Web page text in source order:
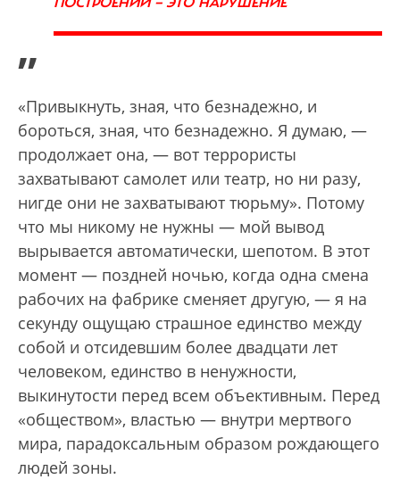
”
«Привыкнуть, зная, что безнадежно, и
бороться, зная, что безнадежно. Я думаю, —
продолжает она, — вот террористы
захватывают самолет или театр, но ни разу,
нигде они не захватывают тюрьму». Потому
что мы никому не нужны — мой вывод
вырывается автоматически, шепотом. В этот
момент — поздней ночью, когда одна смена
рабочих на фабрике сменяет другую, — я на
секунду ощущаю страшное единство между
собой и отсидевшим более двадцати лет
человеком, единство в ненужности,
выкинутости перед всем объективным. Перед
«обществом», властью — внутри мертвого
мира, парадоксальным образом рождающего
людей зоны.